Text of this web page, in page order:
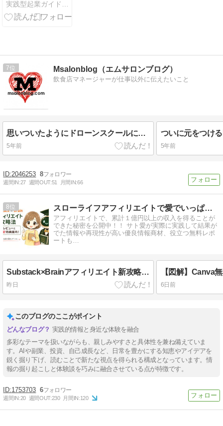
7 Msalonblog（エムサロンブログ）
飲食店マネージャーが仕事以外に伝えたいこと
思いついたようにドローンスクールに行った
5年前
ついに元をつけ
5年前
2046253 8
週間IN:27 週間OUT:51 月間IN:66
8 スローライフアフィリエイトで愛でいっぱいのお金持ちになる方法
アフィリエイトで、累計１億円以上の収入を得ることが
できた秘密を公開中！！ サト愛が実際に実践して結果が
でた情報や再現性が高い優良情報商材、役立つ無料レポ
ートも…
Substack×Brainアフィリエイト新攻略法の体験レビューとサト愛特典案内！
昨日 6日前
このブログのここがポイント
実践的情報と身近な体験を融合
多彩なテーマを扱いながらも、親しみやすさと具体性を兼ね備えていま
す。AIや副業、投資、自己成長など、日常を豊かにする知恵やアイデアを
鋭く掘り下げ、読むことで新たな視点を得られる構成となっています。情
報の掘り起こしと体験談を巧みに融合させている点が特徴です。
1753703 6
週間IN:20 週間OUT:230 月間IN:120